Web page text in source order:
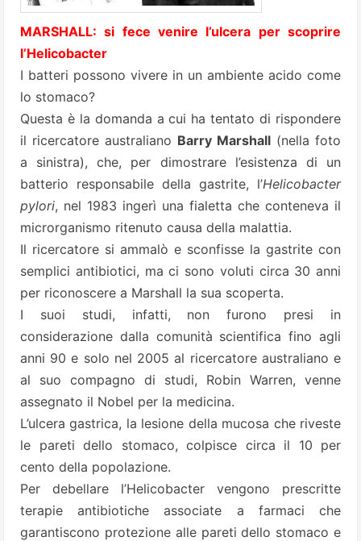
MARSHALL: si fece venire l’ulcera per scoprire
l’Helicobacter
I batteri possono vivere in un ambiente acido come
lo stomaco?
Questa è la domanda a cui ha tentato di rispondere
il ricercatore australiano Barry Marshall (nella foto
a sinistra), che, per dimostrare l’esistenza di un
batterio responsabile della gastrite, l’Helicobacter
pylori, nel 1983 ingerì una fialetta che conteneva il
microrganismo ritenuto causa della malattia.
Il ricercatore si ammalò e sconfisse la gastrite con
semplici antibiotici, ma ci sono voluti circa 30 anni
per riconoscere a Marshall la sua scoperta.
I suoi studi, infatti, non furono presi in
considerazione dalla comunità scientifica fino agli
anni 90 e solo nel 2005 al ricercatore australiano e
al suo compagno di studi, Robin Warren, venne
assegnato il Nobel per la medicina.
L’ulcera gastrica, la lesione della mucosa che riveste
le pareti dello stomaco, colpisce circa il 10 per
cento della popolazione.
Per debellare l’Helicobacter vengono prescritte
terapie antibiotiche associate a farmaci che
garantiscono protezione alle pareti dello stomaco e